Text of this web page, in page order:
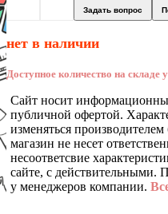
Задать вопрос
нет в наличии
Доступное количество на складе
Сайт носит
публичной офертой.
изменяться
магазин не несет
несоответсвие
сайте, с действительными.
у менеджеров компании.